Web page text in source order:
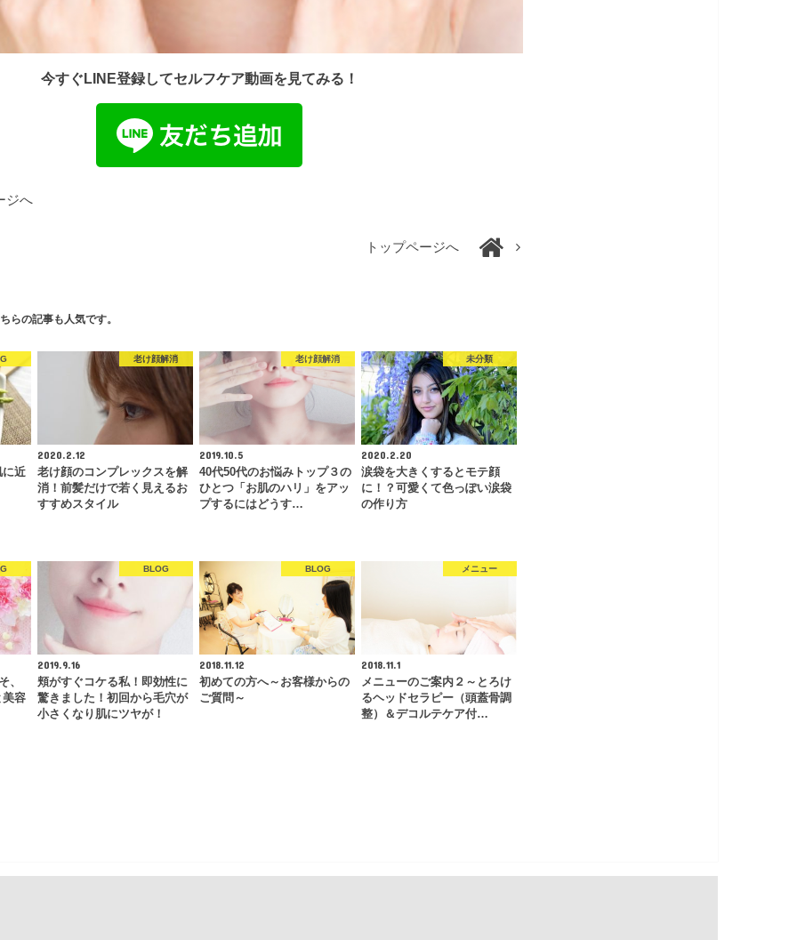
今すぐLINE登録してセルフケア動画を見てみる！
ジへ
トップページへ
らの記事も人気です。
に近
老け顔解消
2020.2.12
老け顔のコンプレックスを解
消！前髪だけで若く見えるお
すすめスタイル
老け顔解消
2019.10.5
40代50代のお悩みトップ３の
ひとつ「お肌のハリ」をアッ
プするにはどうす…
未分類
2020.2.20
涙袋を大きくするとモテ顔
に！？可愛くて色っぽい涙袋
の作り方
、
美容
BLOG
2019.9.16
頬がすぐコケる私！即効性に
驚きました！初回から毛穴が
小さくなり肌にツヤが！
BLOG
2018.11.12
初めての方へ～お客様からの
ご質問～
メニュー
2018.11.1
メニューのご案内２～とろけ
るヘッドセラピー（頭蓋骨調
整）＆デコルテケア付…